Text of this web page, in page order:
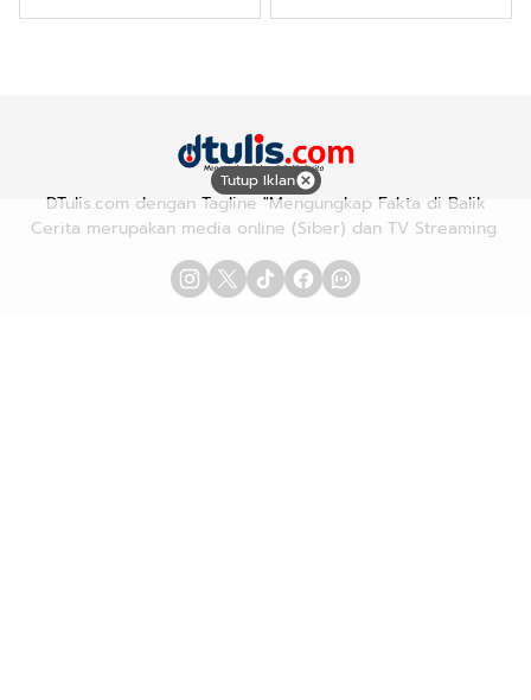
Tutup Iklan
DTulis.com dengan Tagline "Mengungkap Fakta di Balik
Cerita merupakan media online (Siber) dan TV Streaming.